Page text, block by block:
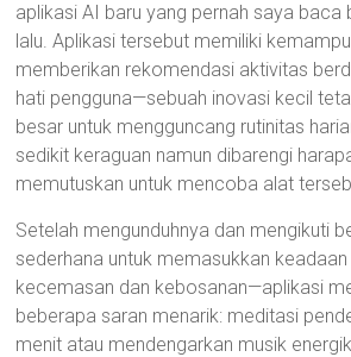
aplikasi AI baru yang pernah saya baca
lalu. Aplikasi tersebut memiliki
memberikan rekomendasi aktivitas
hati pengguna—sebuah inovasi kecil
besar untuk mengguncang rutinitas
sedikit keraguan namun dibarengi
memutuskan untuk mencoba alat
Setelah mengunduhnya dan mengikuti
sederhana untuk memasukkan
kecemasan dan kebosanan—aplikasi
beberapa saran menarik: meditasi
menit atau mendengarkan musik